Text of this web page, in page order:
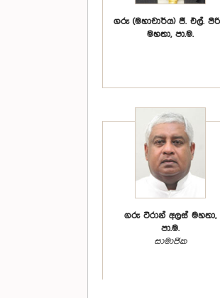
ගරු (මහාචාර්ය) ජී. එල්.
මහතා, පා.ම.
ගරු ටිරාන් අලස් මහතා,
පා.ම.
සාමාජික